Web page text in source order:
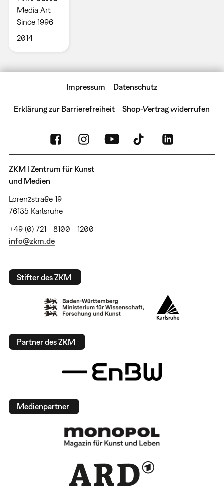
Media Art
Since 1996
2014
Impressum Datenschutz
Erklärung zur Barrierefreiheit Shop-Vertrag widerrufen
ZKM | Zentrum für Kunst
und Medien
Lorenzstraße 19
76135 Karlsruhe
+49 (0) 721 - 8100 - 1200
info@zkm.de
Stifter des ZKM
Partner des ZKM
Medienpartner